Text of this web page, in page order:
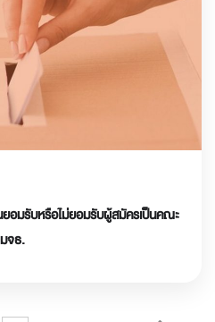
อมรับหรือไม่ยอมรับผู้สมัครเป็นคณะ
จธ.